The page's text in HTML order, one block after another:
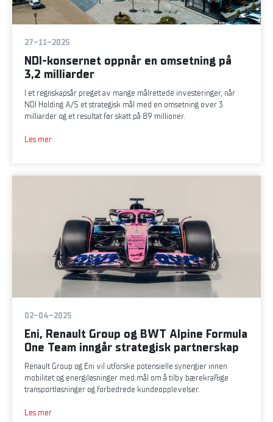
27-11-2025
NDI-konsernet oppnår en omsetning på
3,2 milliarder
I et regnskapsår preget av mange målrettede investeringer, når
NDI Holding A/S et strategisk mål med en omsetning over 3
milliarder og et resultat før skatt på 89 millioner.
Les mer
02-04-2025
Eni, Renault Group og BWT Alpine Formula
One Team inngår strategisk partnerskap
Renault Group og Eni vil utforske potensielle synergier innen
mobilitet og energiløsninger med mål om å tilby bærekraftige
transportløsninger og forbedrede kundeopplevelser.
Les mer